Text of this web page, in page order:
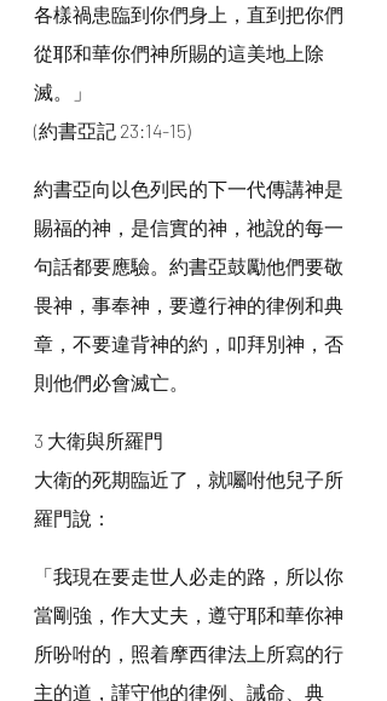
各樣禍患臨到你們身上，直到把你們
從耶和華你們神所賜的這美地上除
滅。」
(約書亞記 23:14-15)
約書亞向以色列民的下一代傳講神是
賜福的神，是信實的神，祂說的每一
句話都要應驗。約書亞鼓勵他們要敬
畏神，事奉神，要遵行神的律例和典
章，不要違背神的約，叩拜別神，否
則他們必會滅亡。
3 大衛與所羅門
大衛的死期臨近了，就囑咐他兒子所
羅門說：
「我現在要走世人必走的路，所以你
當剛強，作大丈夫，遵守耶和華你神
所吩咐的，照着摩西律法上所寫的行
主的道，謹守他的律例、誡命、典